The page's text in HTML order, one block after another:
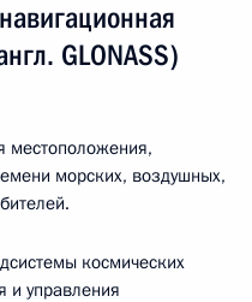
GLONASS)
местоположения,
морских, воздушных,
космических
и управления